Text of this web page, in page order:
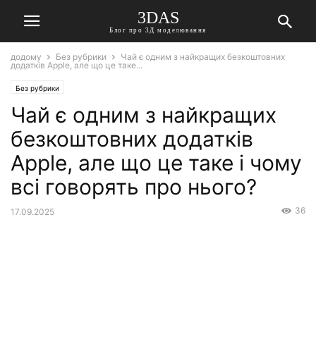
3DAS
Блог про 3Д моделювання
додому Без рубрики
Чай є одним з найкращих безкоштовних
додатків Apple, але що це таке...
Без рубрики
Чай є одним з найкращих
безкоштовних додатків
Apple, але що це таке і чому
всі говорять про нього?
17.09.2025 36